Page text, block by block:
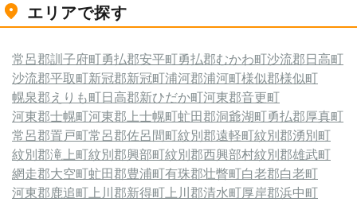
エリアで探す
常呂郡訓子府町勇払郡安平町勇払郡むかわ町沙流郡日高町
沙流郡平取町新冠郡新冠町浦河郡浦河町様似郡様似町
幌泉郡えりも町日高郡新ひだか町河東郡音更町
河東郡士幌町河東郡上士幌町虻田郡洞爺湖町勇払郡厚真町
常呂郡置戸町常呂郡佐呂間町紋別郡遠軽町紋別郡湧別町
紋別郡滝上町紋別郡興部町紋別郡西興部村紋別郡雄武町
網走郡大空町虻田郡豊浦町有珠郡壮瞥町白老郡白老町
河東郡鹿追町 上川郡新得町 上川郡清水町厚岸郡浜中町